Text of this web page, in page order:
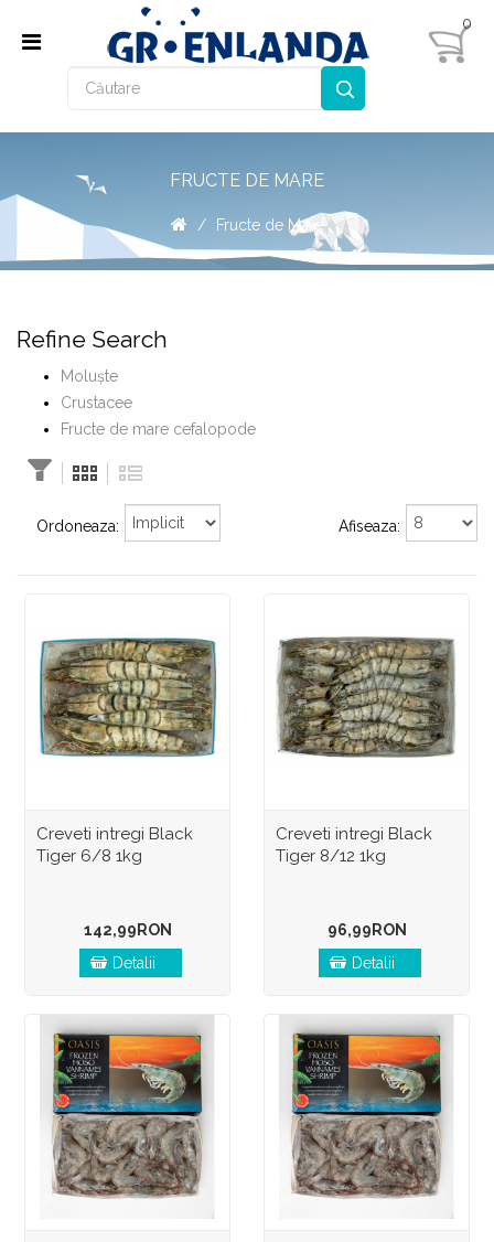
0
FRUCTE DE MARE
Fructe de Mare
Refine Search
Moluşte
Crustacee
Fructe de mare cefalopode
Ordoneaza: Afiseaza:
Creveti intregi Black
Tiger 6/8 1kg
142,99RON
Detalii
Creveti intregi Black
Tiger 8/12 1kg
96,99RON
Detalii